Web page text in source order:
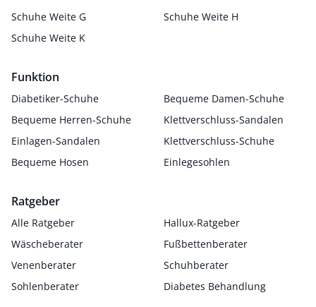
Schuhe Weite G
Schuhe Weite H
Schuhe Weite K
Funktion
Diabetiker-Schuhe
Bequeme Damen-Schuhe
Bequeme Herren-Schuhe
Klettverschluss-Sandalen
Einlagen-Sandalen
Klettverschluss-Schuhe
Bequeme Hosen
Einlegesohlen
Ratgeber
Alle Ratgeber
Hallux-Ratgeber
Wäscheberater
Fußbettenberater
Venenberater
Schuhberater
Sohlenberater
Diabetes Behandlung